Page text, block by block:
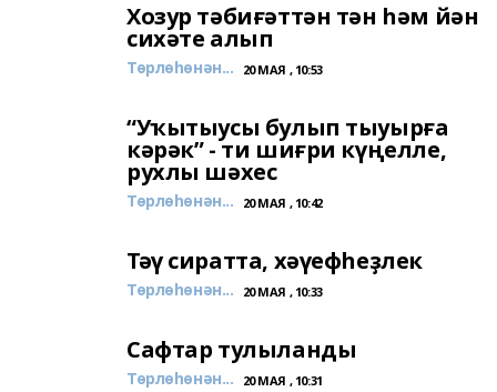
Хозур тәбиғәттән тән һәм йән
сихәте алып
Төрлөһөнән... 20 МАЯ , 10:53
“Уҡытыусы булып тыуырға
кәрәк” - ти шиғри күңелле,
рухлы шәхес
Төрлөһөнән... 20 МАЯ , 10:42
Тәү сиратта, хәүефһеҙлек
Төрлөһөнән... 20 МАЯ , 10:33
Сафтар тулыланды
Төрлөһөнән... 20 МАЯ , 10:31